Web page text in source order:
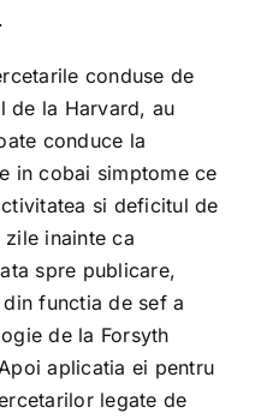
conduse de
de la Harvard, au
conduce la
in cobai simptome ce
si deficitul de
inainte ca
spre publicare,
functia de sef a
de la Forsyth
aplicatia ei pentru
legate de